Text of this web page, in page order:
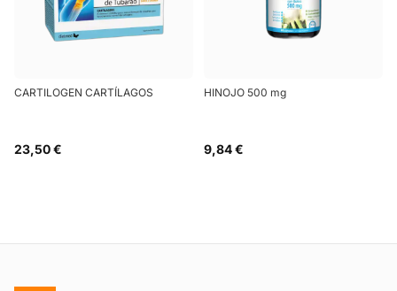
CARTILOGEN CARTÍLAGOS
23,50 €
HINOJO 500 mg
9,84 €